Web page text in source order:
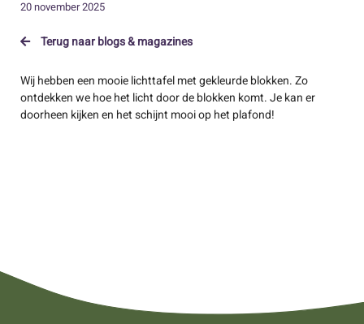
20 november 2025
Terug naar blogs & magazines
Wij hebben een mooie lichttafel met gekleurde blokken. Zo
ontdekken we hoe het licht door de blokken komt. Je kan er
doorheen kijken en het schijnt mooi op het plafond!